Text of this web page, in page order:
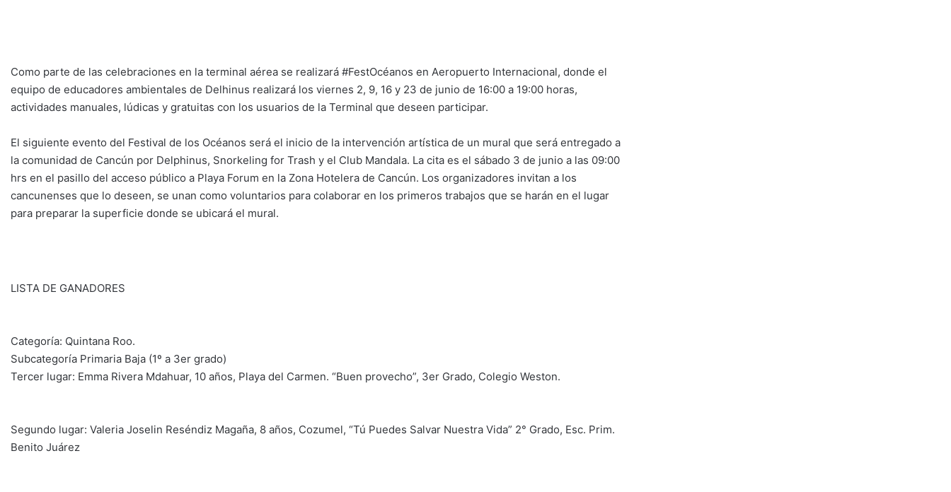
Como parte de las celebraciones en la terminal aérea se realizará #FestOcéanos en Aeropuerto Internacional, donde el
equipo de educadores ambientales de Delhinus realizará los viernes 2, 9, 16 y 23 de junio de 16:00 a 19:00 horas,
actividades manuales, lúdicas y gratuitas con los usuarios de la Terminal que deseen participar.
El siguiente evento del Festival de los Océanos será el inicio de la intervención artística de un mural que será entregado a
la comunidad de Cancún por Delphinus, Snorkeling for Trash y el Club Mandala. La cita es el sábado 3 de junio a las 09:00
hrs en el pasillo del acceso público a Playa Forum en la Zona Hotelera de Cancún. Los organizadores invitan a los
cancunenses que lo deseen, se unan como voluntarios para colaborar en los primeros trabajos que se harán en el lugar
para preparar la superficie donde se ubicará el mural.
LISTA DE GANADORES
Categoría: Quintana Roo.
Subcategoría Primaria Baja (1º a 3er grado)
Tercer lugar: Emma Rivera Mdahuar, 10 años, Playa del Carmen. “Buen provecho”, 3er Grado, Colegio Weston.
Segundo lugar: Valeria Joselin Reséndiz Magaña, 8 años, Cozumel, “Tú Puedes Salvar Nuestra Vida” 2° Grado, Esc. Prim.
Benito Juárez